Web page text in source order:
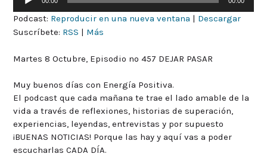
audio
Podcast: Reproducir en una nueva ventana | Descargar
Suscríbete: RSS | Más
Martes 8 Octubre, Episodio nº 457 DEJAR PASAR
Muy buenos días con Energía Positiva.
El podcast que cada mañana te trae el lado amable de la
vida a través de reflexiones, historias de superación,
experiencias, leyendas, entrevistas y por supuesto
¡BUENAS NOTICIAS! Porque las hay y aquí vas a poder
escucharlas CADA DÍA.